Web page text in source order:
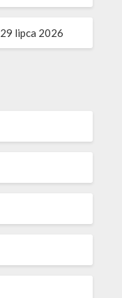
29 lipca 2026